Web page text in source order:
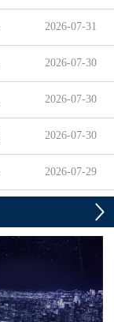
2026-07-31
2026-07-30
2026-07-30
2026-07-30
2026-07-29